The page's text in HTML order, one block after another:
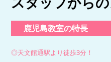
鹿児島教室の特長
◎天文館通駅より徒歩3分！